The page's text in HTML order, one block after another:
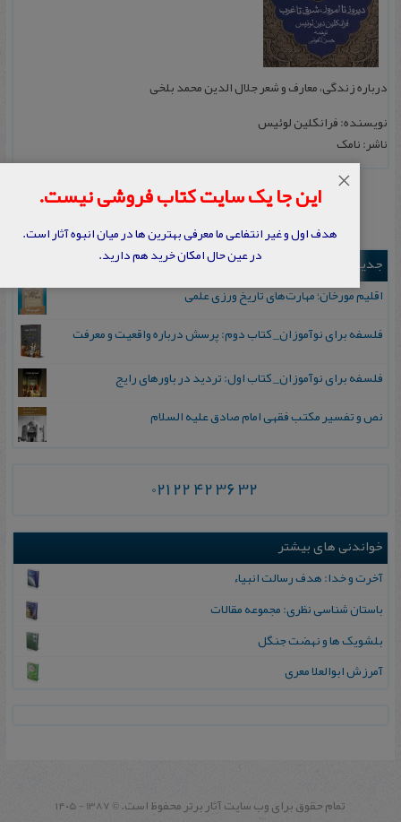
درباره زندگی، معارف و شعر جلال الدین محمد بلخی
نویسنده: فرانکلین لوئیس
ناشر: نامک
جدیدترین ها
اقلیم مورخان؛ مهارت‌های تاریخ ورزی علمی
فلسفه برای نوآموزان_ کتاب دوم: پرسش درباره واقعیت و معرفت
فلسفه برای نوآموزان_ کتاب اول: تردید در باورهای رایج
نص و تفسیر مکتب فقهی امام صادق علیه السلام
021 22 42 36 32
خواندنی های بیشتر
آخرت و خدا: هدف رسالت انبیاء
باستان شناسی نظری: مجموعه مقالات
بلشویک‌ ها و نهضت‌ جنگل‌
آمرزش ابوالعلا معری
این جا یک سایت کتاب فروشی نیست.
هدف اول و غیر انتفاعی ما معرفی بهترین ها در میان انبوه آثار است.
در عین حال امکان خرید هم دارید.
×
تمام حقوق برای وب سايت آثار برتر محفوظ است. ©